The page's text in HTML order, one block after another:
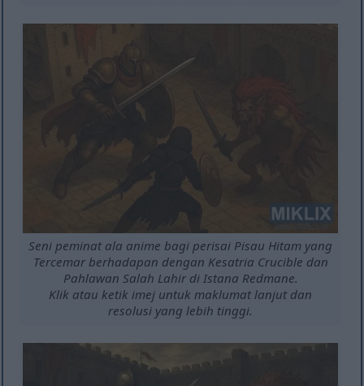
Seni peminat ala anime bagi perisai Pisau Hitam yang
Tercemar berhadapan dengan Kesatria Crucible dan
Pahlawan Salah Lahir di Istana Redmane.
Klik atau ketik imej untuk maklumat lanjut dan
resolusi yang lebih tinggi.